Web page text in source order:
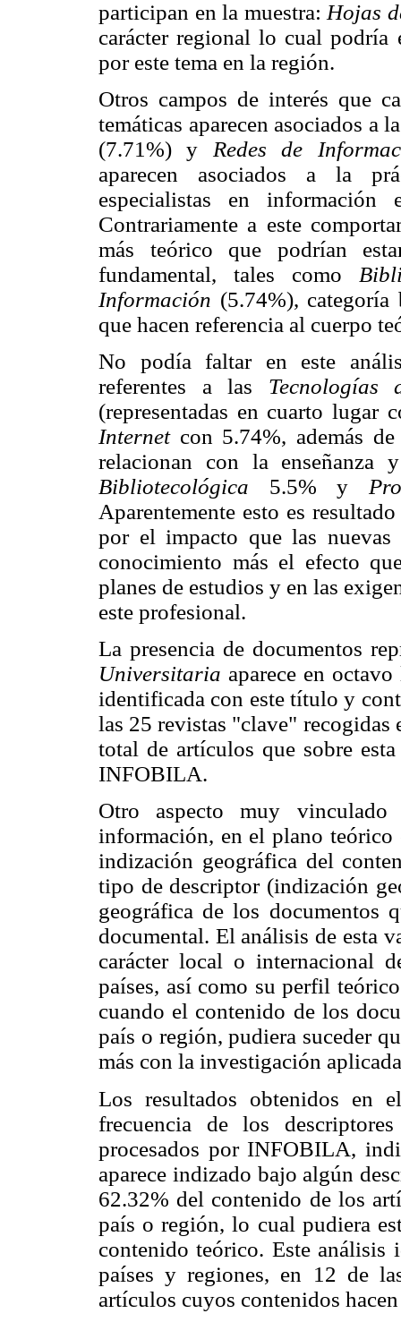
participan en la muestra: Hojas
carácter regional lo cual podría
por este tema en la región.
Otros campos de interés que
temáticas aparecen asociados a
(7.71%) y Redes de
aparecen asociados a la
especialistas en información
Contrariamente a este
más teórico que podrían
fundamental, tales como
Información (5.74%),
que hacen referencia al cuerpo
No podía faltar en este
referentes a las
(representadas en cuarto
Internet con 5.74%, además
relacionan con la enseñanza
Bibliotecológica 5.5% y
Aparentemente esto es
por el impacto que las nuevas
conocimiento más el efecto
planes de estudios y en las
este profesional.
La presencia de documentos
Universitaria aparece en
identificada con este título y
las 25 revistas "clave" recogidas
total de artículos que sobre
INFOBILA.
Otro aspecto muy
información, en el plano
indización geográfica del
tipo de descriptor (indización
geográfica de los documentos
documental. El análisis de esta
carácter local o internacional
países, así como su perfil
cuando el contenido de los
país o región, pudiera suceder
más con la investigación
Los resultados obtenidos en
frecuencia de los
procesados por INFOBILA,
aparece indizado bajo algún
62.32% del contenido de los
país o región, lo cual pudiera
contenido teórico. Este análisis
países y regiones, en 12 de
artículos cuyos contenidos